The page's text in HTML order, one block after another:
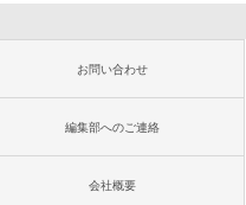
お問い合わせ
編集部へのご連絡
会社概要